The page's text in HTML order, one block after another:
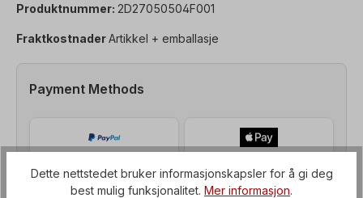
Produktnummer: 2D27050504F001
FraktkostnaderArtikkel + emballasje
Payment Methods
Dette nettstedet bruker informasjonskapsler for å gi deg
best mulig funksjonalitet. Mer informasjon.